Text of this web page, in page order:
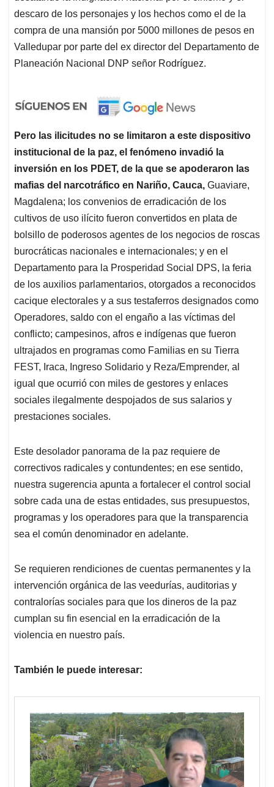
descaro de los personajes y los hechos como el de la
compra de una mansión por 5000 millones de pesos en
Valledupar por parte del ex director del Departamento de
Planeación Nacional DNP señor Rodríguez.
Pero las ilicitudes no se limitaron a este dispositivo
institucional de la paz, el fenómeno invadió la
inversión en los PDET, de la que se apoderaron las
mafias del narcotráfico en Nariño, Cauca, Guaviare,
Magdalena; los convenios de erradicación de los
cultivos de uso ilícito fueron convertidos en plata de
bolsillo de poderosos agentes de los negocios de roscas
burocráticas nacionales e internacionales; y en el
Departamento para la Prosperidad Social DPS, la feria
de los auxilios parlamentarios, otorgados a reconocidos
cacique electorales y a sus testaferros designados como
Operadores, saldo con el engaño a las víctimas del
conflicto; campesinos, afros e indígenas que fueron
ultrajados en programas como Familias en su Tierra
FEST, Iraca, Ingreso Solidario y Reza/Emprender, al
igual que ocurrió con miles de gestores y enlaces
sociales ilegalmente despojados de sus salarios y
prestaciones sociales.
Este desolador panorama de la paz requiere de
correctivos radicales y contundentes; en ese sentido,
nuestra sugerencia apunta a fortalecer el control social
sobre cada una de estas entidades, sus presupuestos,
programas y los operadores para que la transparencia
sea el común denominador en adelante.
Se requieren rendiciones de cuentas permanentes y la
intervención orgánica de las veedurías, auditorias y
contralorías sociales para que los dineros de la paz
cumplan su fin esencial en la erradicación de la
violencia en nuestro país.
También le puede interesar: